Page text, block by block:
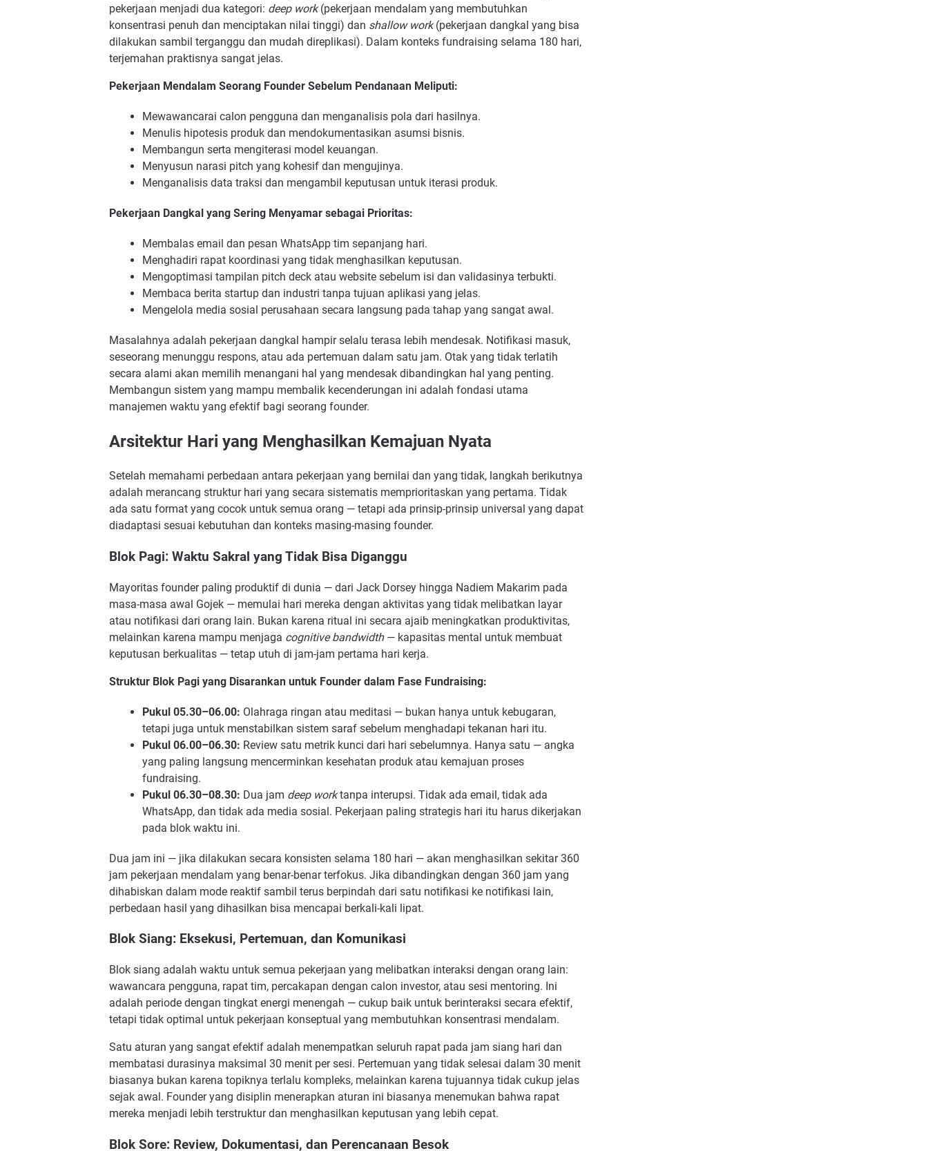
pekerjaan menjadi dua kategori: deep work(pekerjaan mendalam yang membutuhkan
konsentrasi penuh dan menciptakan nilai tinggi) dan shallow work(pekerjaan dangkal yang bisa
dilakukan sambil terganggu dan mudah direplikasi). Dalam konteks fundraising selama 180 hari,
terjemahan praktisnya sangat jelas.
Pekerjaan Mendalam Seorang Founder Sebelum Pendanaan Meliputi:
Mewawancarai calon pengguna dan menganalisis pola dari hasilnya.
Menulis hipotesis produk dan mendokumentasikan asumsi bisnis.
Membangun serta mengiterasi model keuangan.
Menyusun narasi pitch yang kohesif dan mengujinya.
Menganalisis data traksi dan mengambil keputusan untuk iterasi produk.
Pekerjaan Dangkal yang Sering Menyamar sebagai Prioritas:
Membalas email dan pesan WhatsApp tim sepanjang hari.
Menghadiri rapat koordinasi yang tidak menghasilkan keputusan.
Mengoptimasi tampilan pitch deck atau website sebelum isi dan validasinya terbukti.
Membaca berita startup dan industri tanpa tujuan aplikasi yang jelas.
Mengelola media sosial perusahaan secara langsung pada tahap yang sangat awal.
Masalahnya adalah pekerjaan dangkal hampir selalu terasa lebih mendesak. Notifikasi masuk,
seseorang menunggu respons, atau ada pertemuan dalam satu jam. Otak yang tidak terlatih
secara alami akan memilih menangani hal yang mendesak dibandingkan hal yang penting.
Membangun sistem yang mampu membalik kecenderungan ini adalah fondasi utama
manajemen waktu yang efektif bagi seorang founder.
Arsitektur Hari yang Menghasilkan Kemajuan Nyata
Setelah memahami perbedaan antara pekerjaan yang bernilai dan yang tidak, langkah berikutnya
adalah merancang struktur hari yang secara sistematis memprioritaskan yang pertama. Tidak
ada satu format yang cocok untuk semua orang — tetapi ada prinsip-prinsip universal yang dapat
diadaptasi sesuai kebutuhan dan konteks masing-masing founder.
Blok Pagi: Waktu Sakral yang Tidak Bisa Diganggu
Mayoritas founder paling produktif di dunia — dari Jack Dorsey hingga Nadiem Makarim pada
masa-masa awal Gojek — memulai hari mereka dengan aktivitas yang tidak melibatkan layar
atau notifikasi dari orang lain. Bukan karena ritual ini secara ajaib meningkatkan produktivitas,
melainkan karena mampu menjaga cognitive bandwidth— kapasitas mental untuk membuat
keputusan berkualitas — tetap utuh di jam-jam pertama hari kerja.
Struktur Blok Pagi yang Disarankan untuk Founder dalam Fase Fundraising:
Pukul 05.30–06.00: Olahraga ringan atau meditasi — bukan hanya untuk kebugaran,
tetapi juga untuk menstabilkan sistem saraf sebelum menghadapi tekanan hari itu.
Pukul 06.00–06.30: Review satu metrik kunci dari hari sebelumnya. Hanya satu — angka
yang paling langsung mencerminkan kesehatan produk atau kemajuan proses
fundraising.
Pukul 06.30–08.30: Dua jam deep worktanpa interupsi. Tidak ada email, tidak ada
WhatsApp, dan tidak ada media sosial. Pekerjaan paling strategis hari itu harus dikerjakan
pada blok waktu ini.
Dua jam ini — jika dilakukan secara konsisten selama 180 hari — akan menghasilkan sekitar 360
jam pekerjaan mendalam yang benar-benar terfokus. Jika dibandingkan dengan 360 jam yang
dihabiskan dalam mode reaktif sambil terus berpindah dari satu notifikasi ke notifikasi lain,
perbedaan hasil yang dihasilkan bisa mencapai berkali-kali lipat.
Blok Siang: Eksekusi, Pertemuan, dan Komunikasi
Blok siang adalah waktu untuk semua pekerjaan yang melibatkan interaksi dengan orang lain:
wawancara pengguna, rapat tim, percakapan dengan calon investor, atau sesi mentoring. Ini
adalah periode dengan tingkat energi menengah — cukup baik untuk berinteraksi secara efektif,
tetapi tidak optimal untuk pekerjaan konseptual yang membutuhkan konsentrasi mendalam.
Satu aturan yang sangat efektif adalah menempatkan seluruh rapat pada jam siang hari dan
membatasi durasinya maksimal 30 menit per sesi. Pertemuan yang tidak selesai dalam 30 menit
biasanya bukan karena topiknya terlalu kompleks, melainkan karena tujuannya tidak cukup jelas
sejak awal. Founder yang disiplin menerapkan aturan ini biasanya menemukan bahwa rapat
mereka menjadi lebih terstruktur dan menghasilkan keputusan yang lebih cepat.
Blok Sore: Review, Dokumentasi, dan Perencanaan Besok